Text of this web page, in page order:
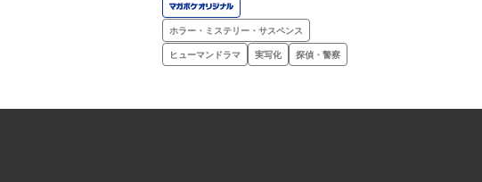
ホラー・ミステリー・サスペンス
ヒューマンドラマ
実写化 探偵・警察